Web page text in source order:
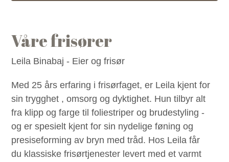
Våre frisører
Leila Binabaj - Eier og frisør
Med 25 års erfaring i frisørfaget, er Leila kjent for
sin trygghet , omsorg og dyktighet. Hun tilbyr alt
fra klipp og farge til foliestriper og brudestyling -
og er spesielt kjent for sin nydelige føning og
presiseforming av bryn med tråd. Hos Leila får
du klassiske frisørtjenester levert med et varmt